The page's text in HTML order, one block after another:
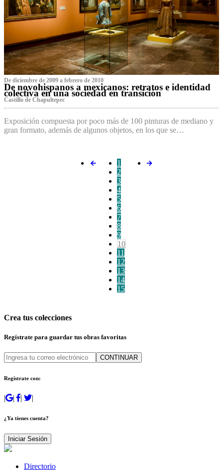
De diciembre de 2009 a febrero de 2010
De novohispanos a mexicanos: retratos e identidad
colectiva en una sociedad en transición
Castillo de Chapultepec
Exposición compuesta por poco más de 100 pinturas de mediano y
gran formato, además de algunos objetos, en los que se…
1
2
3
4
5
6
7
8
9
10
11
12
13
14
15
Crea tus colecciones
Regístrate para guardar tus obras favoritas
CONTINUAR
Regístrate con:
| | | |
¿Ya tienes cuenta?
Iniciar Sesión
Directorio